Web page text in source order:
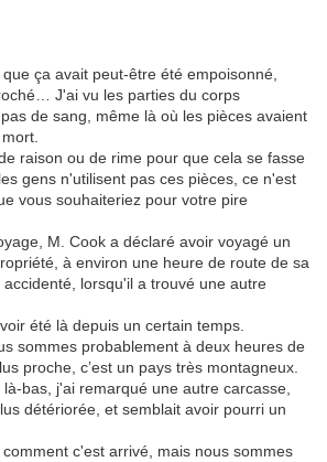
ça avait peut-être été empoisonné,
J'ai vu les parties du corps
de sang, même là où les pièces avaient
raison ou de rime pour que cela se fasse
gens n'utilisent pas ces pièces, ce n'est
vous souhaiteriez pour votre pire
M. Cook a déclaré avoir voyagé un
à environ une heure de route de sa
lorsqu'il a trouvé une autre
été là depuis un certain temps.
sommes probablement à deux heures de
proche, c’est un pays très montagneux.
bas, j'ai remarqué une autre carcasse,
détériorée, et semblait avoir pourri un
c'est arrivé, mais nous sommes